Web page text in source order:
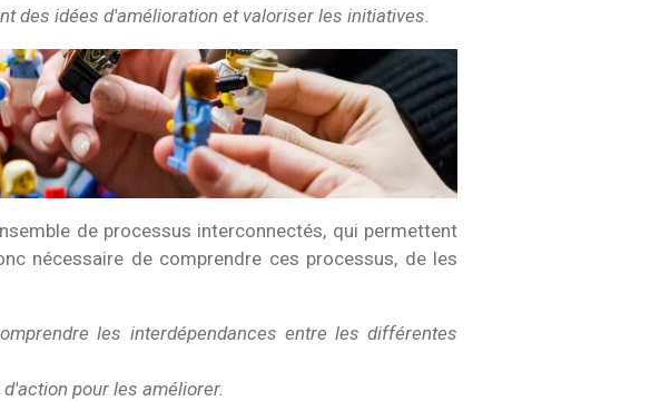
des idées d'amélioration et valoriser les initiatives.
de processus interconnectés, qui permettent
nécessaire de comprendre ces processus, de les
les interdépendances entre les différentes
pour les améliorer.